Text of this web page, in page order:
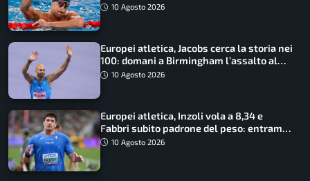
10 Agosto 2026
Europei atletica, Jacobs cerca la storia nei
100: domani a Birmingham l’assalto al
terzo oro consecutivo
10 Agosto 2026
Europei atletica, Inzoli vola a 8,34 e
Fabbri subito padrone del peso: entrambi
in finale col miglior risultato
10 Agosto 2026